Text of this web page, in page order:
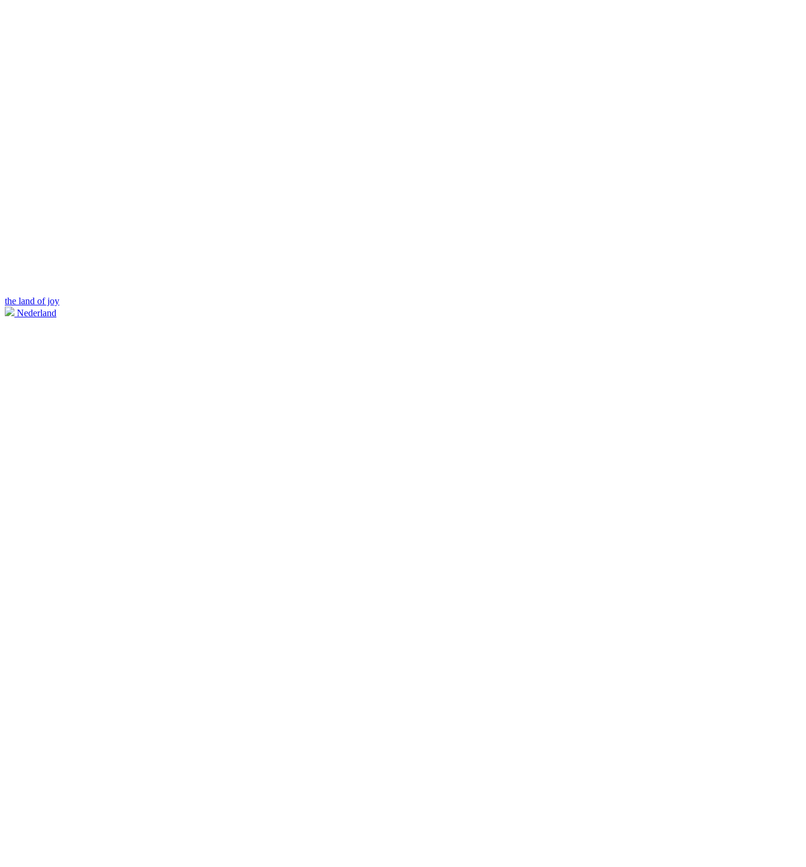
the land of joy
Nederland